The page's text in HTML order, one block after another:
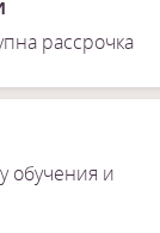
рассрочка
обучения и